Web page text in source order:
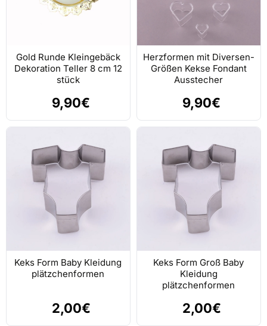
Gold Runde Kleingebäck
Dekoration Teller 8 cm 12
stück
9,90€
Herzformen mit Diversen-
Größen Kekse Fondant
Ausstecher
9,90€
Keks Form Baby Kleidung
plätzchenformen
2,00€
Keks Form Groß Baby
Kleidung
plätzchenformen
2,00€